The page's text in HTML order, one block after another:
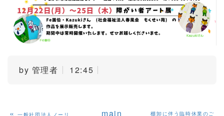
by 管理者 12:45
« main
棚卸に伴う臨時休業のご